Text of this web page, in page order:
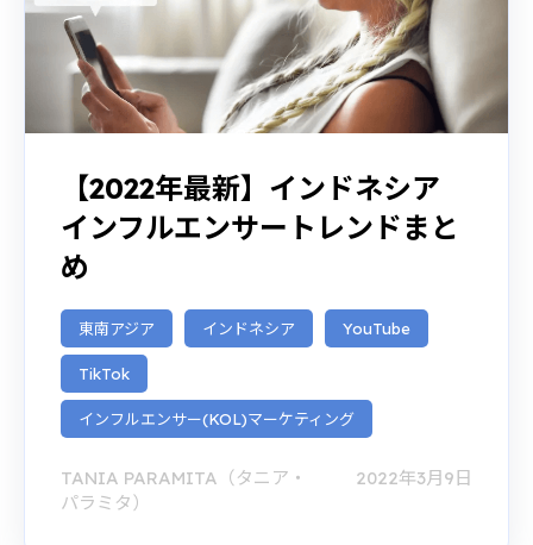
【2022年最新】インドネシア
インフルエンサートレンドまと
め
東南アジア インドネシア YouTube
TikTok
インフルエンサー(KOL)マーケティング
TANIA PARAMITA（タニア・
パラミタ）
2022年3月9日